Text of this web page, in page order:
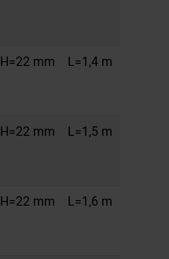
H=22 mm L=1,4 m
H=22 mm L=1,5 m
H=22 mm L=1,6 m